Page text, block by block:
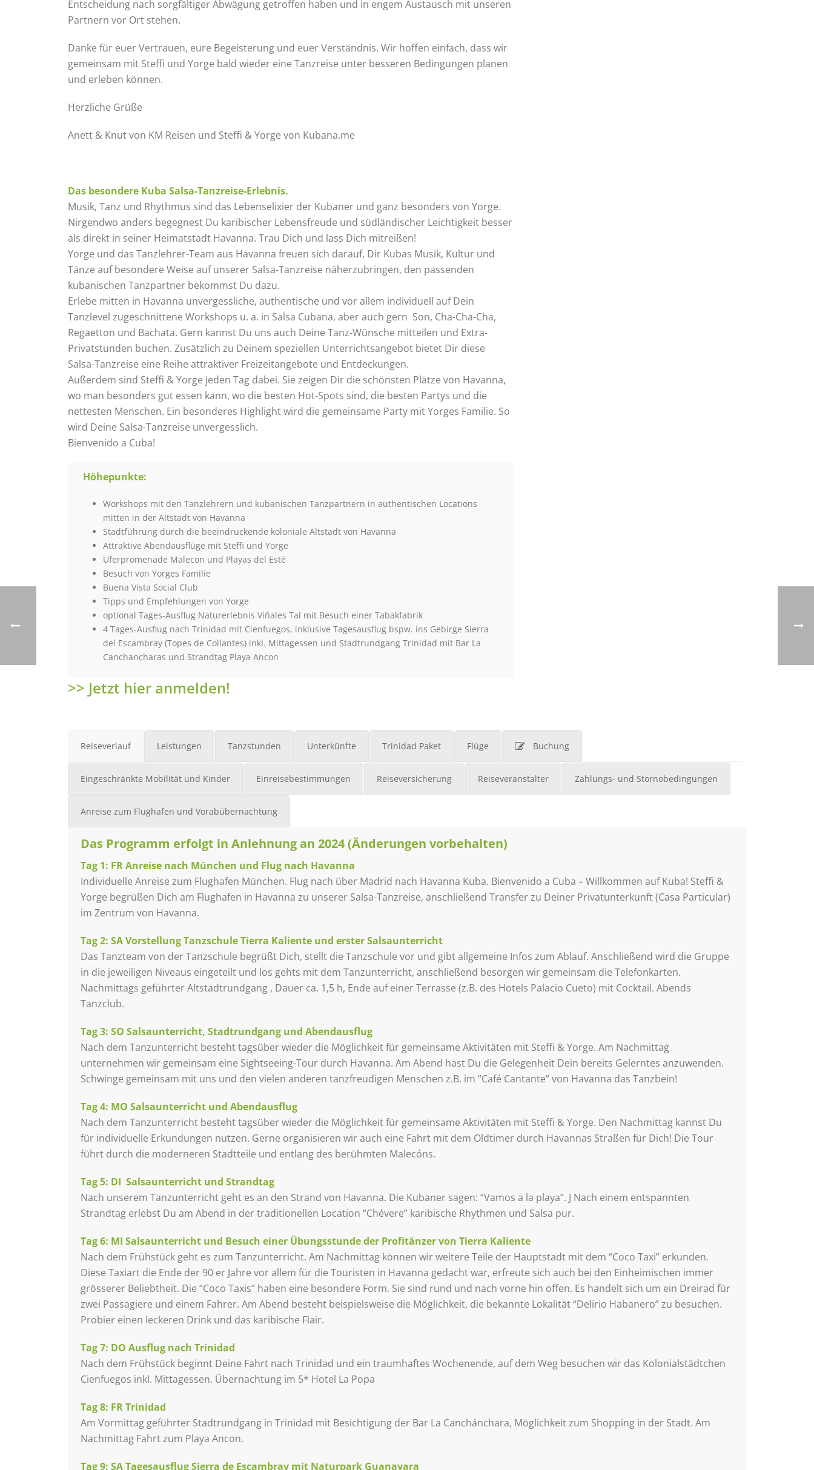
Entscheidung nach sorgfältiger Abwägung getroffen haben und in engem Austausch mit unseren
Partnern vor Ort stehen.
Danke für euer Vertrauen, eure Begeisterung und euer Verständnis. Wir hoffen einfach, dass wir
gemeinsam mit Steffi und Yorge bald wieder eine Tanzreise unter besseren Bedingungen planen
und erleben können.
Herzliche Grüße
Anett & Knut von KM Reisen und Steffi & Yorge von Kubana.me
Das besondere Kuba Salsa-Tanzreise-Erlebnis.
Musik, Tanz und Rhythmus sind das Lebenselixier der Kubaner und ganz besonders von Yorge.
Nirgendwo anders begegnest Du karibischer Lebensfreude und südländischer Leichtigkeit besser
als direkt in seiner Heimatstadt Havanna. Trau Dich und lass Dich mitreißen!
Yorge und das Tanzlehrer-Team aus Havanna freuen sich darauf, Dir Kubas Musik, Kultur und
Tänze auf besondere Weise auf unserer Salsa-Tanzreise näherzubringen, den passenden
kubanischen Tanzpartner bekommst Du dazu.
Erlebe mitten in Havanna unvergessliche, authentische und vor allem individuell auf Dein
Tanzlevel zugeschnittene Workshops u. a. in Salsa Cubana, aber auch gern Son, Cha-Cha-Cha,
Regaetton und Bachata. Gern kannst Du uns auch Deine Tanz-Wünsche mitteilen und Extra-
Privatstunden buchen. Zusätzlich zu Deinem speziellen Unterrichtsangebot bietet Dir diese
Salsa-Tanzreise eine Reihe attraktiver Freizeitangebote und Entdeckungen.
Außerdem sind Steffi & Yorge jeden Tag dabei. Sie zeigen Dir die schönsten Plätze von Havanna,
wo man besonders gut essen kann, wo die besten Hot-Spots sind, die besten Partys und die
nettesten Menschen. Ein besonderes Highlight wird die gemeinsame Party mit Yorges Familie. So
wird Deine Salsa-Tanzreise unvergesslich.
Bienvenido a Cuba!
Höhepunkte:
Workshops mit den Tanzlehrern und kubanischen Tanzpartnern in authentischen Locations
mitten in der Altstadt von Havanna
Stadtführung durch die beeindruckende koloniale Altstadt von Havanna
Attraktive Abendausflüge mit Steffi und Yorge
Uferpromenade Malecon und Playas del Esté
Besuch von Yorges Familie
Buena Vista Social Club
Tipps und Empfehlungen von Yorge
optional Tages-Ausflug Naturerlebnis Viñales Tal mit Besuch einer Tabakfabrik
4 Tages-Ausflug nach Trinidad mit Cienfuegos, inklusive Tagesausflug bspw. ins Gebirge Sierra
del Escambray (Topes de Collantes) inkl. Mittagessen und Stadtrundgang Trinidad mit Bar La
Canchancharas und Strandtag Playa Ancon
>> Jetzt hier anmelden!
Reiseverlauf Leistungen Tanzstunden Unterkünfte Trinidad Paket Flüge Buchung
Eingeschränkte Mobilität und Kinder Einreisebestimmungen Reiseversicherung Reiseveranstalter Zahlungs- und Stornobedingungen
Anreise zum Flughafen und Vorabübernachtung
Das Programm erfolgt in Anlehnung an 2024 (Änderungen vorbehalten)
Tag 1: FR Anreise nach München und Flug nach Havanna
Individuelle Anreise zum Flughafen München. Flug nach über Madrid nach Havanna Kuba. Bienvenido a Cuba – Willkommen auf Kuba! Steffi &
Yorge begrüßen Dich am Flughafen in Havanna zu unserer Salsa-Tanzreise, anschließend Transfer zu Deiner Privatunterkunft (Casa Particular)
im Zentrum von Havanna.
Tag 2: SAVorstellung Tanzschule Tierra Kaliente und ersterSalsaunterricht
Das Tanzteam von der Tanzschule begrüßt Dich, stellt die Tanzschule vor und gibt allgemeine Infos zum Ablauf. Anschließend wird die Gruppe
in die jeweiligen Niveaus eingeteilt und los gehts mit dem Tanzunterricht, anschließend besorgen wir gemeinsam die Telefonkarten.
Nachmittags geführter Altstadtrundgang , Dauer ca. 1,5 h, Ende auf einer Terrasse (z.B. des Hotels Palacio Cueto) mit Cocktail. Abends
Tanzclub.
Tag 3: SO Salsaunterricht, Stadtrundgang und Abendausflug
Nach dem Tanzunterricht besteht tagsüber wieder die Möglichkeit für gemeinsame Aktivitäten mit Steffi & Yorge. Am Nachmittag
unternehmen wir gemeinsam eine Sightseeing-Tour durch Havanna. Am Abend hast Du die Gelegenheit Dein bereits Gelerntes anzuwenden.
Schwinge gemeinsam mit uns und den vielen anderen tanzfreudigen Menschen z.B. im “Café Cantante” von Havanna das Tanzbein!
Tag 4: MO Salsaunterricht und Abendausflug
Nach dem Tanzunterricht besteht tagsüber wieder die Möglichkeit für gemeinsame Aktivitäten mit Steffi & Yorge. Den Nachmittag kannst Du
für individuelle Erkundungen nutzen. Gerne organisieren wir auch eine Fahrt mit dem Oldtimer durch Havannas Straßen für Dich! Die Tour
führt durch die moderneren Stadtteile und entlang des berühmten Malecóns.
Tag 5: DI Salsaunterricht und Strandtag
Nach unserem Tanzunterricht geht es an den Strand von Havanna. Die Kubaner sagen: “Vamos a la playa”. J Nach einem entspannten
Strandtag erlebst Du am Abend in der traditionellen Location “Chévere” karibische Rhythmen und Salsa pur.
Tag 6: MI Salsaunterricht und Besuch einer Übungsstunde der Profitänzer von Tierra Kaliente
Nach dem Frühstück geht es zum Tanzunterricht. Am Nachmittag können wir weitere Teile der Hauptstadt mit dem “Coco Taxi” erkunden.
Diese Taxiart die Ende der 90 er Jahre vor allem für die Touristen in Havanna gedacht war, erfreute sich auch bei den Einheimischen immer
grösserer Beliebtheit. Die “Coco Taxis” haben eine besondere Form. Sie sind rund und nach vorne hin offen. Es handelt sich um ein Dreirad für
zwei Passagiere und einem Fahrer. Am Abend besteht beispielsweise die Möglichkeit, die bekannte Lokalität “Delirio Habanero” zu besuchen.
Probier einen leckeren Drink und das karibische Flair.
Tag 7: DO Ausflug nach Trinidad
Nach dem Frühstück beginnt Deine Fahrt nach Trinidad und ein traumhaftes Wochenende, auf dem Weg besuchen wir das Kolonialstädtchen
Cienfuegos inkl. Mittagessen. Übernachtung im 5* Hotel La Popa
Tag 8: FRTrinidad
Am Vormittag geführter Stadtrundgang in Trinidad mit Besichtigung der Bar La Canchánchara, Möglichkeit zum Shopping in der Stadt. Am
Nachmittag Fahrt zum Playa Ancon.
Tag 9: SA Tagesausflug Sierra de Escambray mit Naturpark Guanayara